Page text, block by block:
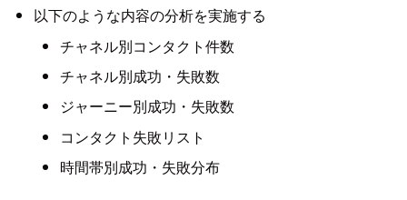
以下のような内容の分析を実施する
チャネル別コンタクト件数
チャネル別成功・失敗数
ジャーニー別成功・失敗数
コンタクト失敗リスト
時間帯別成功・失敗分布